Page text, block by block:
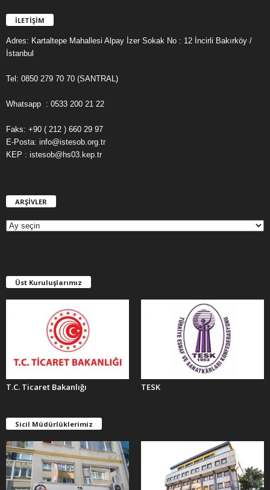
İLETİŞİM
Adres: Kartaltepe Mahallesi Alpay İzer Sokak No : 12 İncirli Bakırköy /
İstanbul
Tel: 0850 279 70 70 (SANTRAL)
Whatsapp : 0533 200 21 22
Faks: +90 ( 212 ) 660 29 97
E-Posta: info@istesob.org.tr
KEP : istesob@hs03.kep.tr
ARŞİVLER
E
R
Üst Kuruluşlarımız
T.C. Ticaret Bakanlığı TESK
Sicil Müdürlüklerimiz